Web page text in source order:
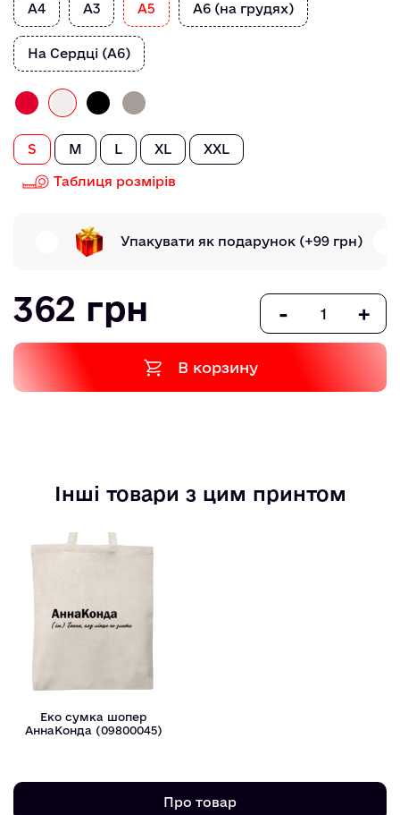
А4 А3 А5 А6 (на грудях)
На Сердці (А6)
S M L XL XXL
Таблиця розмірів
Упакувати як подарунок (+99 грн)
362 грн - +
В корзину
Інші товари з цим принтом
Еко сумка шопер
АннаКонда (09800045)
Про товар